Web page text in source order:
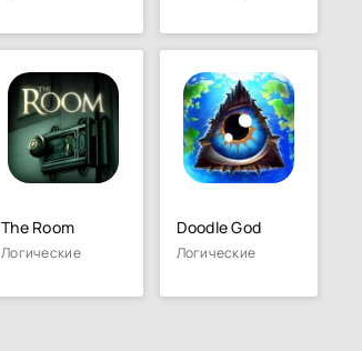
The Room
Логические
Doodle God
Логические